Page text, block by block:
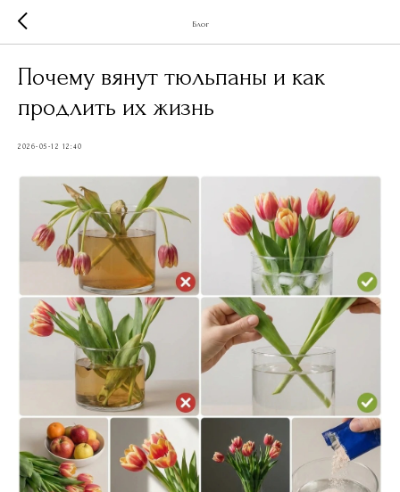
Блог
Почему вянут тюльпаны и как
продлить их жизнь
2026-05-12 12:40